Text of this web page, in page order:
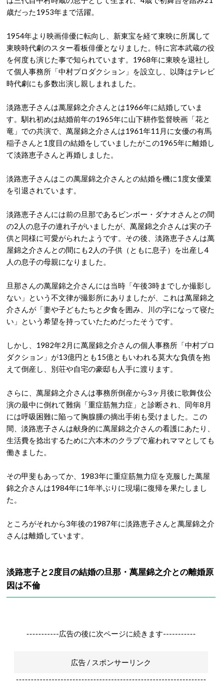
歳だった1953年まで活躍。
1954年より映画俳優に転向し、新東宝を経て東映に所属して
東映時代劇のスター看板俳優となりました。特に宮本武蔵の役
を何度も演じた事で知られています。1968年に東映を退社し
て個人事務所「中村プロダクション」を設立し、以降はテレビ
時代劇にも多数出演し親しまれました。
淡路恵子さんは萬屋錦之介さんとは1966年に結婚していま
す。馴れ初めは結婚前年の1965年に山下耕作監督映画「花と
竜」での共演で、萬屋錦之介さんは1961年11月に女優の有馬
稲子さんと1度目の結婚をしていましたがこの1965年に離婚し
て淡路恵子さんと再婚しました。
淡路恵子さんはこの萬屋錦之介さんとの結婚を機に1度女優業
を引退されています。
淡路恵子さんには前の旦那であるビンボー・ダナオさんとの間
の2人の息子の連れ子がいましたが、萬屋錦之介さんは実の子
供と同様に可愛がられたようです。その後、淡路恵子さんは萬
屋錦之介さんとの間にも2人の子供（ともに息子）を出産し4
人の息子の母親になりました。
旦那さんの萬屋錦之介さんには当時「午後3時までしか撮影し
ない」という不文律が撮影所にありましたが、これは萬屋錦之
介さんが「妻や子どもたちと夕食を囲み、川の字になって寝た
い」という希望を持っていたためだったそうです。
しかし、1982年2月に萬屋錦之介さんの個人事務所「中村プロ
ダクション」が13億円とも15億ともいわれる莫大な負債を抱
えて倒産し、別荘や自宅の豪邸も人手に渡ります。
さらに、萬屋錦之介さんは事務所倒産から3ヶ月後に歌舞伎公
演の最中に倒れて難病「重症筋無力症」と診断され、同年8月
には呼吸困難に陥って胸腺腫の摘出手術も受けました。この
間、淡路恵子さんは献身的に萬屋錦之介さんの看護にあたり、
生活費を捻出するために六本木のクラブで雇われママとしても
働きました。
その甲斐もあってか、1983年に重症筋無力症を克服した萬屋
錦之介さんは1984年に1年半ぶりに現場に復帰を果たしまし
た。
ところがそれから3年後の1987年に淡路恵子さんと萬屋錦之介
さんは離婚しています。
淡路恵子と2度目の結婚の旦那・萬屋錦之介との離婚原
因は不倫
-----------広告の後に次ページに続きます-----------
広告 / スポンサーリンク
----------------------------------------------------------------